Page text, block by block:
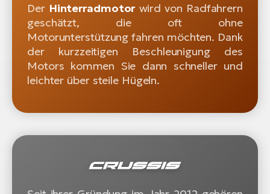
Der Hinterradmotorwird von Radfahrern
geschätzt, die oft ohne
Motorunterstützung fahren möchten. Dank
der kurzzeitigen Beschleunigung des
Motors kommen Sie dann schneller und
leichter über steile Hügeln.